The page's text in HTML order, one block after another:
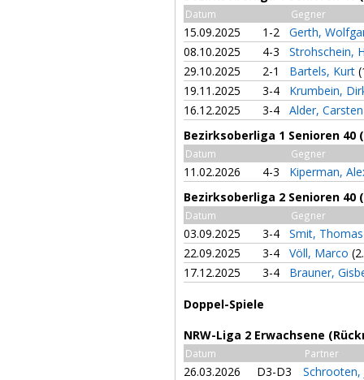
Datum Gegner
15.09.2025 1-2
Gerth,
08.10.2025
4-3
Strohschein,
29.10.2025
2-1 Bartels, Kurt
19.11.2025
3-4
Krumbein,
16.12.2025
3-4
Alder,
Bezirksoberliga 1 Senioren 40
Datum Gegner
11.02.2026 4-3
Kiperman,
Bezirksoberliga 2 Senioren 40
Datum Gegner
03.09.2025 3-4
Smit,
22.09.2025
3-4 Völl, Marco
17.12.2025
3-4 Brauner,
Doppel-Spiele
NRW-Liga 2 Erwachsene
Datum Partner
26.03.2026 D3-D3 Schrooten,